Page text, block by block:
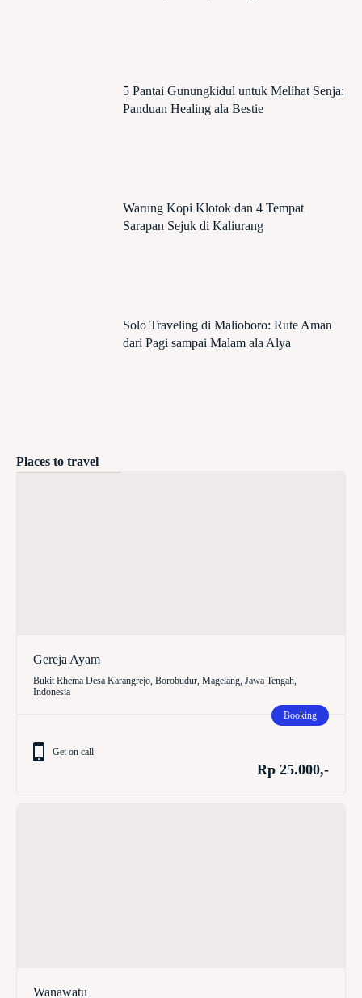
5 Pantai Gunungkidul untuk Melihat Senja:
Panduan Healing ala Bestie
Warung Kopi Klotok dan 4 Tempat
Sarapan Sejuk di Kaliurang
Solo Traveling di Malioboro: Rute Aman
dari Pagi sampai Malam ala Alya
Places to travel
Gereja Ayam
Bukit Rhema Desa Karangrejo, Borobudur, Magelang, Jawa Tengah,
Indonesia
Booking
Get on call
Rp 25.000,-
Wanawatu